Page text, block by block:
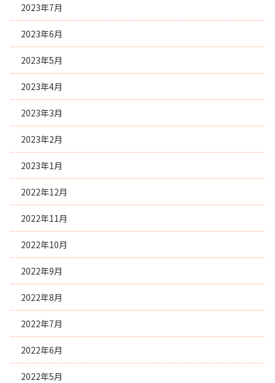
2023年7月
2023年6月
2023年5月
2023年4月
2023年3月
2023年2月
2023年1月
2022年12月
2022年11月
2022年10月
2022年9月
2022年8月
2022年7月
2022年6月
2022年5月